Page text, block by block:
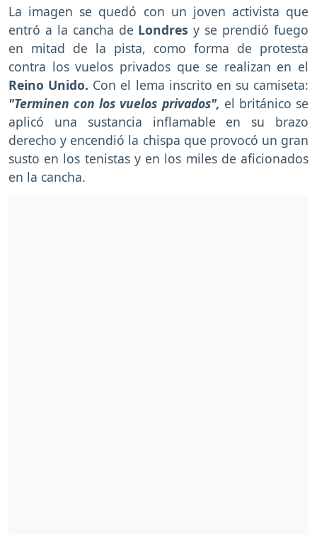
La imagen se quedó con un joven activista que
entró a la cancha de Londres y se prendió fuego
en mitad de la pista, como forma de protesta
contra los vuelos privados que se realizan en el
Reino Unido. Con el lema inscrito en su camiseta:
"Terminen con los vuelos privados", el británico se
aplicó una sustancia inflamable en su brazo
derecho y encendió la chispa que provocó un gran
susto en los tenistas y en los miles de aficionados
en la cancha.